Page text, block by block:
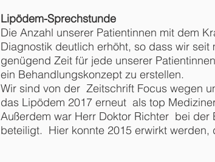
Lipödem-Sprechstunde
Die Anzahl unserer Patientinnen mit dem
Diagnostik deutlich erhöht, so dass wir
genügend Zeit für jede unserer
ein Behandlungskonzept zu erstellen.
Wir sind von der Zeitschrift Focus wegen
das Lipödem 2017 erneut als top
Außerdem war Herr Doktor Richter bei
beteiligt. Hier konnte 2015 erwirkt